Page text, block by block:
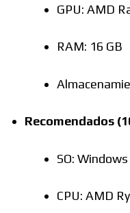
GPU: AMD
RAM: 16 GB
Recomendados
SO:
CPU: AMD